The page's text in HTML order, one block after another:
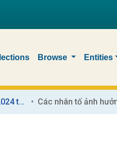
Browse Entities
Bài viết Tạp chí Nghiên cứu Tài chính Kế toán (2024 trở về trước)